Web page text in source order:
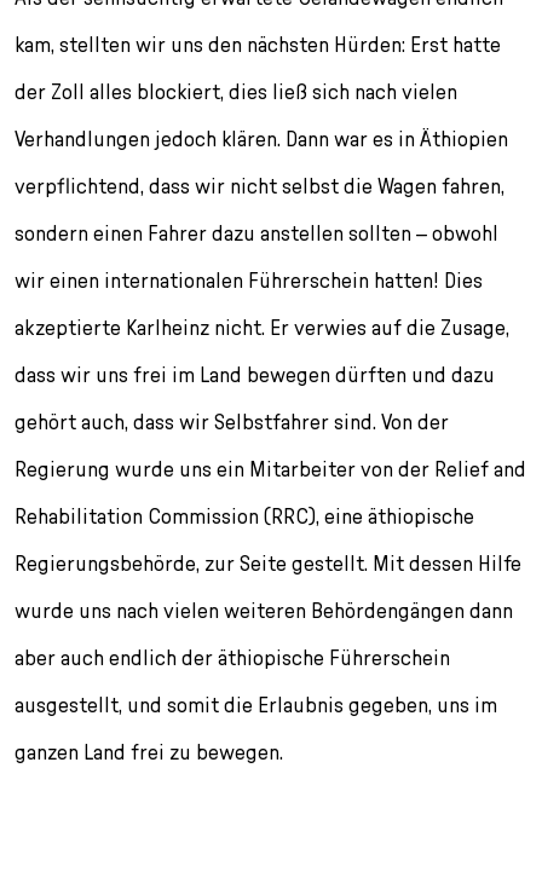
kam, stellten wir uns den nächsten Hürden: Erst hatte
der Zoll alles blockiert, dies ließ sich nach vielen
Verhandlungen jedoch klären. Dann war es in Äthiopien
verpflichtend, dass wir nicht selbst die Wagen fahren,
sondern einen Fahrer dazu anstellen sollten – obwohl
wir einen internationalen Führerschein hatten! Dies
akzeptierte Karlheinz nicht. Er verwies auf die Zusage,
dass wir uns frei im Land bewegen dürften und dazu
gehört auch, dass wir Selbstfahrer sind. Von der
Regierung wurde uns ein Mitarbeiter von der Relief and
Rehabilitation Commission (RRC), eine äthiopische
Regierungsbehörde, zur Seite gestellt. Mit dessen Hilfe
wurde uns nach vielen weiteren Behördengängen dann
aber auch endlich der äthiopische Führerschein
ausgestellt, und somit die Erlaubnis gegeben, uns im
ganzen Land frei zu bewegen.